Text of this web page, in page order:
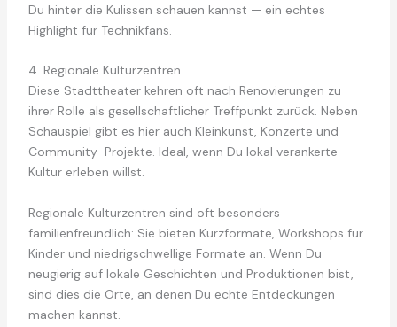
Du hinter die Kulissen schauen kannst — ein echtes
Highlight für Technikfans.
4. Regionale Kulturzentren
Diese Stadttheater kehren oft nach Renovierungen zu
ihrer Rolle als gesellschaftlicher Treffpunkt zurück. Neben
Schauspiel gibt es hier auch Kleinkunst, Konzerte und
Community-Projekte. Ideal, wenn Du lokal verankerte
Kultur erleben willst.
Regionale Kulturzentren sind oft besonders
familienfreundlich: Sie bieten Kurzformate, Workshops für
Kinder und niedrigschwellige Formate an. Wenn Du
neugierig auf lokale Geschichten und Produktionen bist,
sind dies die Orte, an denen Du echte Entdeckungen
machen kannst.